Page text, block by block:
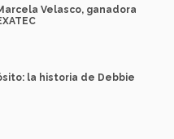
Velasco, ganadora
la historia de Debbie